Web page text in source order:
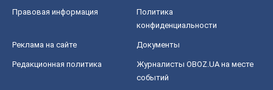
Правовая информация
Политика
конфиденциальности
Реклама на сайте Документы
Редакционная политика
Журналисты OBOZ.UA на месте
событий